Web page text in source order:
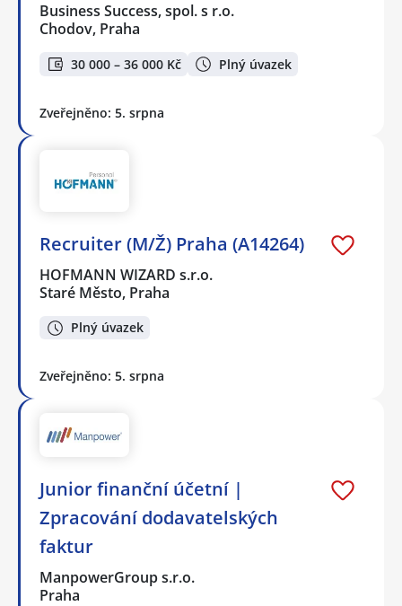
Business Success, spol. s r.o.
Chodov, Praha
30 000 – 36 000 Kč Plný úvazek
Zveřejněno: 5. srpna
Recruiter (M/Ž) Praha (A14264)
HOFMANN WIZARD s.r.o.
Staré Město, Praha
Plný úvazek
Zveřejněno: 5. srpna
Junior finanční účetní |
Zpracování dodavatelských
faktur
ManpowerGroup s.r.o.
Praha